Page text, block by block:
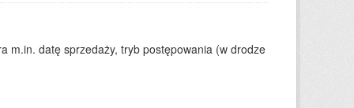
m.in. datę sprzedaży, tryb postępowania (w drodze